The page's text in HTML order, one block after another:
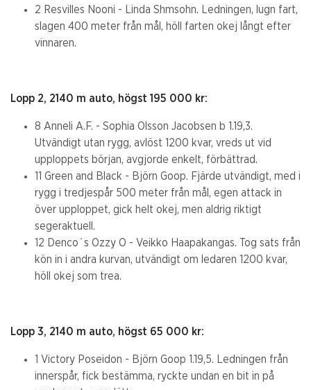
2 Resvilles Nooni - Linda Shmsohn. Ledningen, lugn fart,
slagen 400 meter från mål, höll farten okej långt efter
vinnaren.
Lopp 2, 2140 m auto, högst 195 000 kr:
8 Anneli A.F. - Sophia Olsson Jacobsen b 1.19,3.
Utvändigt utan rygg, avlöst 1200 kvar, vreds ut vid
upploppets början, avgjorde enkelt, förbättrad.
11 Green and Black - Björn Goop. Fjärde utvändigt, med i
rygg i tredjespår 500 meter från mål, egen attack in
över upploppet, gick helt okej, men aldrig riktigt
segeraktuell.
12 Denco´s Ozzy O - Veikko Haapakangas. Tog sats från
kön in i andra kurvan, utvändigt om ledaren 1200 kvar,
höll okej som trea.
Lopp 3, 2140 m auto, högst 65 000 kr:
1 Victory Poseidon - Björn Goop 1.19,5. Ledningen från
innerspår, fick bestämma, ryckte undan en bit in på